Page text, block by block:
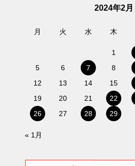
2024年2月
月 火 水 木
1
5
6 7 8
12
13 14 15
19
20 21 22
26
27 28 29
« 1月